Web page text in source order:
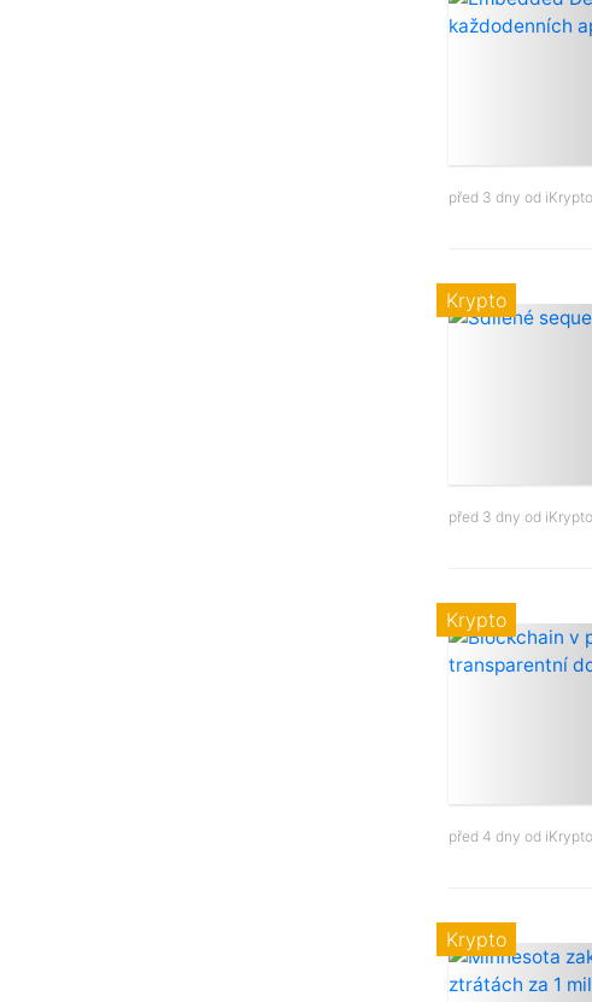
před 3 dny od
Krypto
před 3 dny od
Krypto
před 4 dny od
Krypto